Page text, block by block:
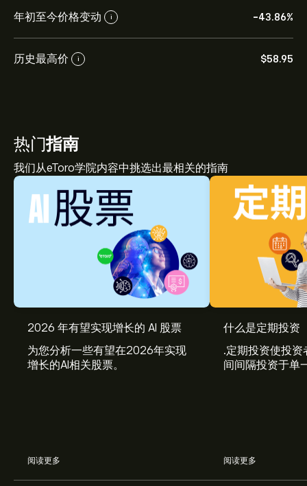
年初至今价格变动 i -43.86%
历史最高价 i ‎$‎58.95
热门指南
我们从eToro学院内容中挑选出最相关的指南
2026 年有望实现增长的 AI 股票
为您分析一些有望在2026年实现
增长的AI相关股票。
阅读更多
什么是定期投资
.定期投资使投
间间隔投资于单
阅读更多